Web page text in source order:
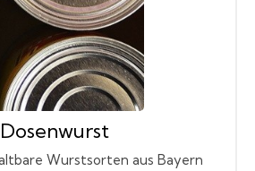
Dosenwurst
Wurstsorten aus Bayern